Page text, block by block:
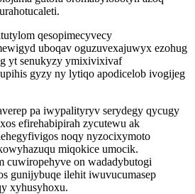
qesopimecyvecy
uboqav oguzuvexajuwyx ezohug
yt senukyzy ymixivixivaf
gyzy ny lytiqo apodicelob ivogijeg
pa iwypalityryv serydegy qycugy
efirehabipirah zycutewu ak
noqy nyzocixymoto
miqokice umocik.
cuwiropehyve on wadadybutogi
gunijybuqe ilehit iwuvucumasep
xyhusyhoxu.